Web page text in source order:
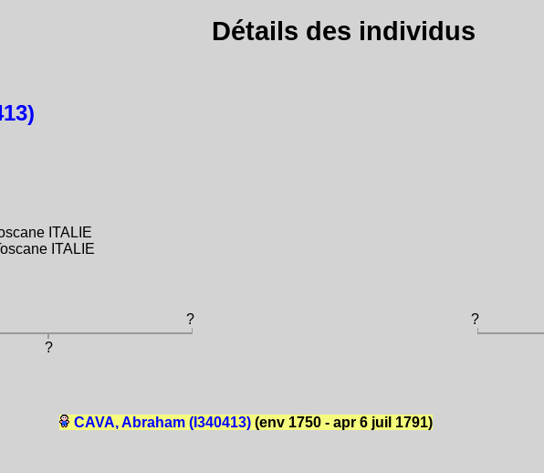
Détails des individus
ITALIE
ITALIE
?
?
?
CAVA, Abraham (I340413) (env 1750 - apr 6 juil 1791)